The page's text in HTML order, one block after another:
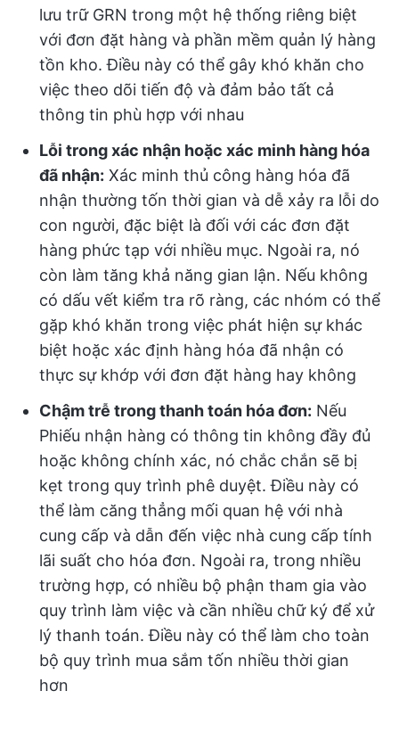
lưu trữ GRN trong một hệ thống riêng biệt
với đơn đặt hàng và phần mềm quản lý hàng
tồn kho. Điều này có thể gây khó khăn cho
việc theo dõi tiến độ và đảm bảo tất cả
thông tin phù hợp với nhau
Lỗi trong xác nhận hoặc xác minh hàng hóa
đã nhận: Xác minh thủ công hàng hóa đã
nhận thường tốn thời gian và dễ xảy ra lỗi do
con người, đặc biệt là đối với các đơn đặt
hàng phức tạp với nhiều mục. Ngoài ra, nó
còn làm tăng khả năng gian lận. Nếu không
có dấu vết kiểm tra rõ ràng, các nhóm có thể
gặp khó khăn trong việc phát hiện sự khác
biệt hoặc xác định hàng hóa đã nhận có
thực sự khớp với đơn đặt hàng hay không
Chậm trễ trong thanh toán hóa đơn: Nếu
Phiếu nhận hàng có thông tin không đầy đủ
hoặc không chính xác, nó chắc chắn sẽ bị
kẹt trong quy trình phê duyệt. Điều này có
thể làm căng thẳng mối quan hệ với nhà
cung cấp và dẫn đến việc nhà cung cấp tính
lãi suất cho hóa đơn. Ngoài ra, trong nhiều
trường hợp, có nhiều bộ phận tham gia vào
quy trình làm việc và cần nhiều chữ ký để xử
lý thanh toán. Điều này có thể làm cho toàn
bộ quy trình mua sắm tốn nhiều thời gian
hơn